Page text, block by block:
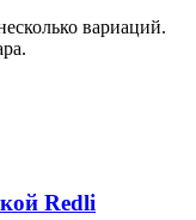
вариаций.
Redli